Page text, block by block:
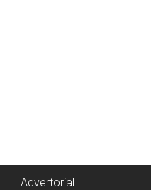
Advertorial